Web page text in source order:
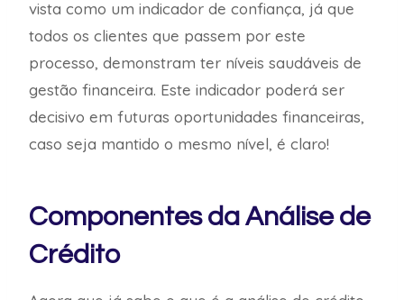
vista como um indicador de confiança, já que
todos os clientes que passem por este
processo, demonstram ter níveis saudáveis de
gestão financeira. Este indicador poderá ser
decisivo em futuras oportunidades financeiras,
caso seja mantido o mesmo nível, é claro!
Componentes da Análise de
Crédito